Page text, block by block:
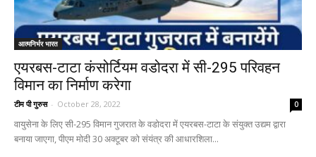
आत्मनिर्भर भारत
एयरबस-टाटा कंसोर्टियम वडोदरा में सी-295 परिवहन
विमान का निर्माण करेगा
टीम पी गुरुस - October 28, 2022 0
वायुसेना के लिए सी-295 विमान गुजरात के वडोदरा में एयरबस-टाटा के संयुक्त उद्यम द्वारा
बनाया जाएगा, पीएम मोदी 30 अक्टूबर को संयंत्र की आधारशिला...